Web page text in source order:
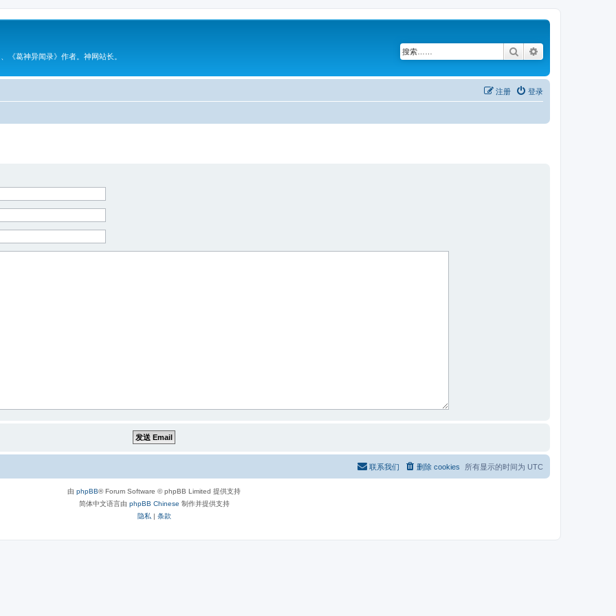
《葛神异闻录》作者。神网站长。 搜索
登录
注册
所有显示的时间为 UTC
删除 cookies
联系我们
由 phpBB® Forum Software © phpBB Limited 提供支持
简体中文语言由 phpBB Chinese 制作并提供支持
隐私 | 条款